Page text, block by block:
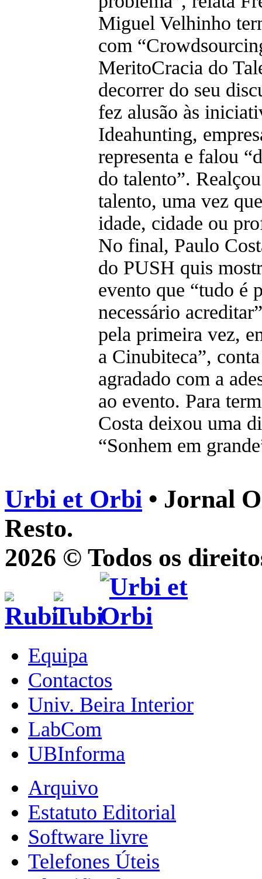
Miguel Velhinho
com
MeritoCracia do
decorrer do seu
fez alusão às
Ideahunting,
representa e falou
do talento”.
talento, uma vez
idade, cidade ou
No final, Paulo
do PUSH quis
evento que “tudo é
necessário
pela primeira vez,
a Cinubiteca”,
agradado com a
ao evento. Para
Costa deixou uma
“Sonhem em
Urbi et Orbi • Jornal
Resto.
2026 © Todos os
Equipa
Contactos
Univ. Beira Interior
LabCom
UBInforma
Arquivo
Estatuto Editorial
Software livre
Telefones Úteis